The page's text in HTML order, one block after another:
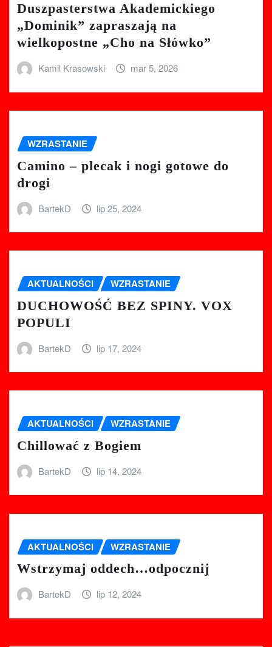
Duszpasterstwa Akademickiego
„Dominik” zapraszają na
wielkopostne „Cho na Słówko”
Kamil Krasowski mar 5, 2026
WZRASTANIE
Camino – plecak i nogi gotowe do
drogi
BartekD lip 25, 2024
AKTUALNOŚCI WZRASTANIE
DUCHOWOŚĆ BEZ SPINY. VOX
POPULI
BartekD lip 17, 2024
AKTUALNOŚCI WZRASTANIE
Chillować z Bogiem
BartekD lip 14, 2024
AKTUALNOŚCI WZRASTANIE
Wstrzymaj oddech…odpocznij
BartekD lip 12, 2024